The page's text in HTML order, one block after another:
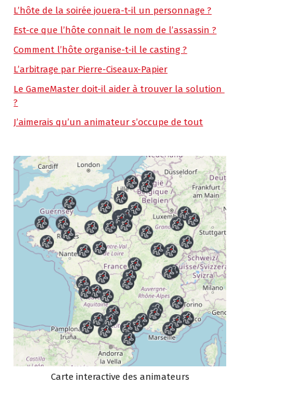
L’hôte de la soirée jouera-t-il un personnage ?
Est-ce que l’hôte connait le nom de l’assassin ?
Comment l’hôte organise-t-il le casting ?
L’arbitrage par Pierre-Ciseaux-Papier
Le GameMaster doit-il aider à trouver la solution
?
J’aimerais qu’un animateur s’occupe de tout
Carte interactive des animateurs